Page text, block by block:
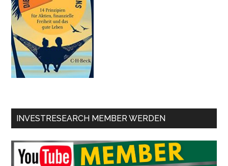
INVESTRESEARCH MEMBER WERDEN